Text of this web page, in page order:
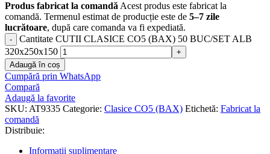
Produs fabricat la comandăAcest produs este fabricat la
comandă. Termenul estimat de producție este de 5–7 zile
lucrătoare, după care comanda va fi expediată.
Cantitate CUTII CLASICE CO5 (BAX) 50 BUC/SET ALB
320x250x150
Adaugă în coș
Cumpără prin WhatsApp
Compară
Adaugă la favorite
SKU: AT9335 Categorie: Clasice CO5 (BAX) Etichetă: Fabricat la
comandă
Distribuie:
Informații suplimentare